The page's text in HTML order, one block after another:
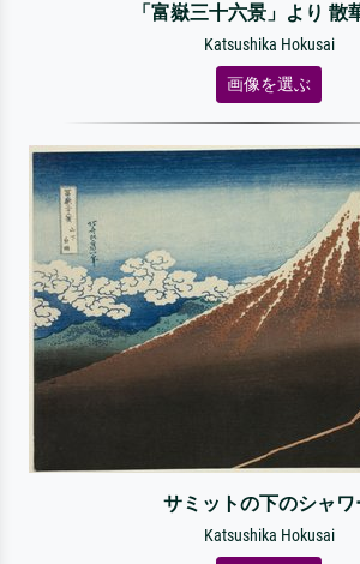
「富嶽三十六景」より 散
Katsushika Hokusai
画像を選ぶ
サミットの下のシャワ
Katsushika Hokusai